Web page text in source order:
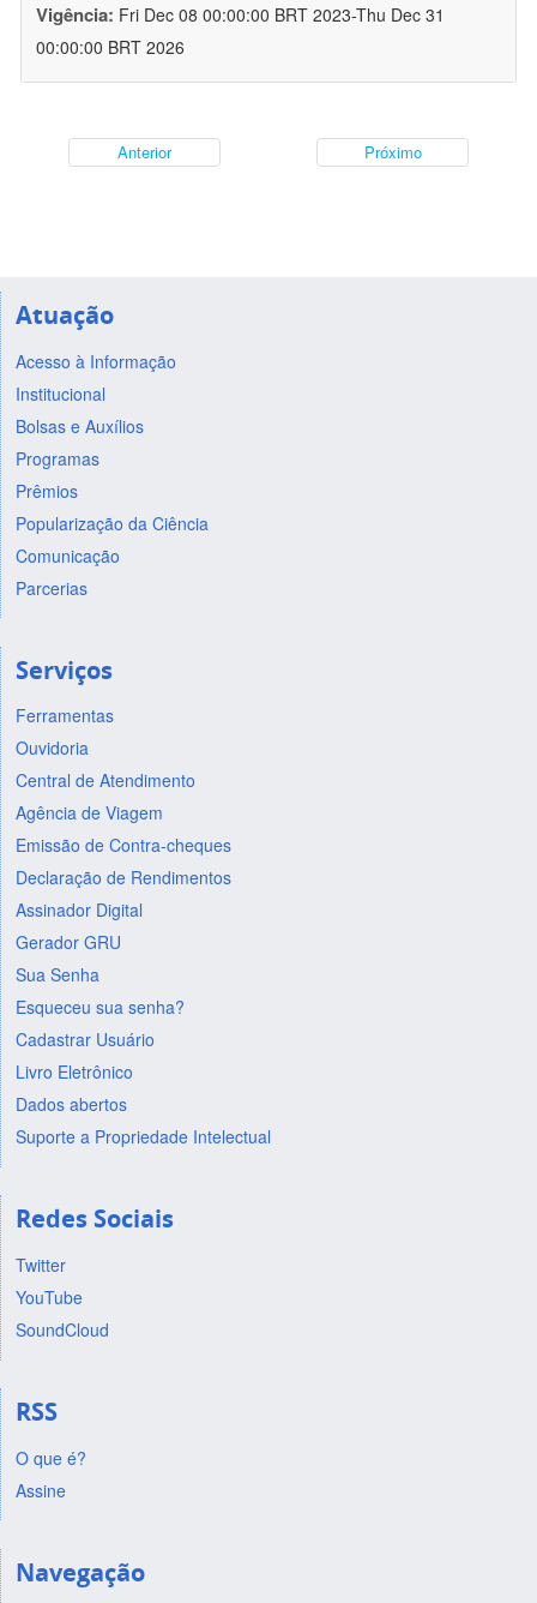
Vigência: Fri Dec 08 00:00:00 BRT 2023-Thu Dec 31
00:00:00 BRT 2026
Anterior Próximo
Atuação
Acesso à Informação
Institucional
Bolsas e Auxílios
Programas
Prêmios
Popularização da Ciência
Comunicação
Parcerias
Serviços
Ferramentas
Ouvidoria
Central de Atendimento
Agência de Viagem
Emissão de Contra-cheques
Declaração de Rendimentos
Assinador Digital
Gerador GRU
Sua Senha
Esqueceu sua senha?
Cadastrar Usuário
Livro Eletrônico
Dados abertos
Suporte a Propriedade Intelectual
Redes Sociais
Twitter
YouTube
SoundCloud
RSS
O que é?
Assine
Navegação